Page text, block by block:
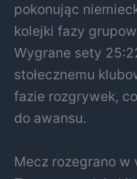
pokonując
kolejki fazy
Wygrane sety
stołecznemu
fazie rozgrywek,
do awansu.
Mecz rozegrano w